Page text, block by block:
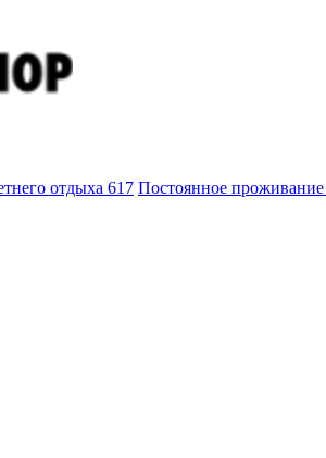
отдыха 617 Постоянное проживание